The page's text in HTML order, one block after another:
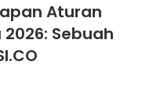
Aturan
Sebuah